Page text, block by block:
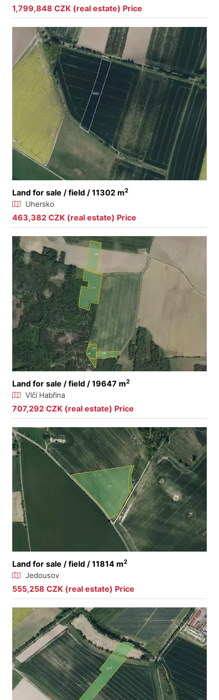
1,799,848 CZK (real estate) Price
Land for sale / field / 11302 m2
Uhersko
463,382 CZK (real estate) Price
Land for sale / field / 19647 m2
Vlčí Habřina
707,292 CZK (real estate) Price
Land for sale / field / 11814 m2
Jedousov
555,258 CZK (real estate) Price